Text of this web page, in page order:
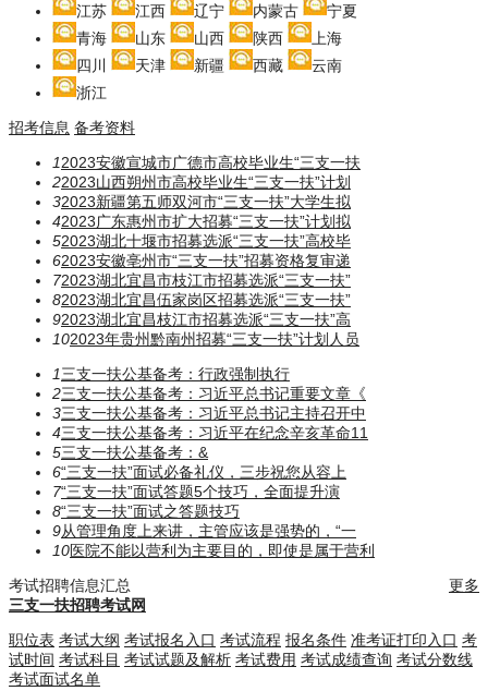
江苏
江西 辽宁 内蒙古
宁夏
青海
山东 山西 陕西
上海
四川
天津 新疆 西藏
云南
浙江
招考信息 备考资料
12023安徽宣城市广德市高校毕业生“三支一扶
22023山西朔州市高校毕业生“三支一扶”计划
32023新疆第五师双河市“三支一扶”大学生拟
42023广东惠州市扩大招募“三支一扶”计划拟
52023湖北十堰市招募选派“三支一扶”高校毕
62023安徽亳州市“三支一扶”招募资格复审递
72023湖北宜昌市枝江市招募选派“三支一扶”
82023湖北宜昌伍家岗区招募选派“三支一扶”
92023湖北宜昌枝江市招募选派“三支一扶”高
102023年贵州黔南州招募“三支一扶”计划人员
1三支一扶公基备考：行政强制执行
2三支一扶公基备考：习近平总书记重要文章《
3三支一扶公基备考：习近平总书记主持召开中
4三支一扶公基备考：习近平在纪念辛亥革命11
5三支一扶公基备考：​​​&
6“三支一扶”面试必备礼仪，三步祝您从容上
7“三支一扶”面试答题5个技巧，全面提升演
8“三支一扶”面试之答题技巧
9从管理角度上来讲，主管应该是强势的，“一
10医院不能以营利为主要目的，即使是属于营利
考试招聘信息汇总
更多
三支一扶招聘考试网
职位表 考试大纲 考试报名入口 考试流程 报名条件 准考证打印入口 考
试时间 考试科目 考试试题及解析 考试费用 考试成绩查询 考试分数线
考试面试名单